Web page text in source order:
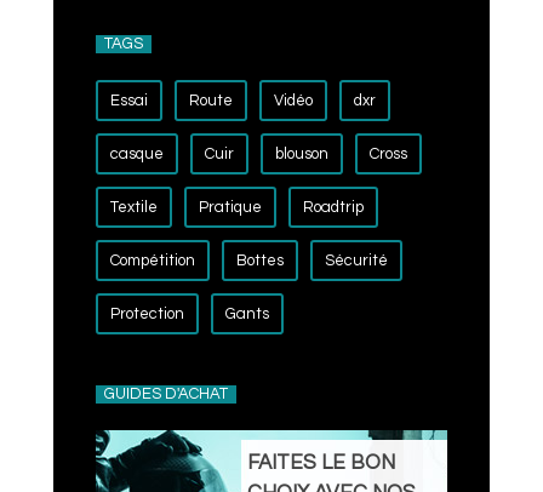
TAGS
Essai Route Vidéo dxr
casque Cuir blouson Cross
Textile Pratique Roadtrip
Compétition Bottes Sécurité
Protection Gants
GUIDES D'ACHAT
FAITES LE BON